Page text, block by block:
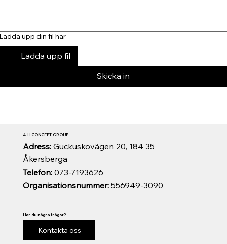
upp din fil här
Ladda upp fil
Skicka in
Organisationsnummer:556949-3090
Telefon:073-7193626
Adress: Guckuskovägen 20, 184 35
Åkersberga
4-H CONCEPT GROUP
Har du några frågor?
Kontakta oss